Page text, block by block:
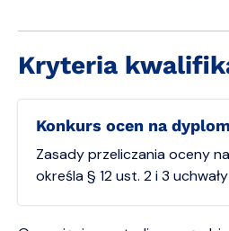
Kryteria
Konkurs ocen na
Zasady przeliczania oceny
określa § 12 ust. 2 i 3